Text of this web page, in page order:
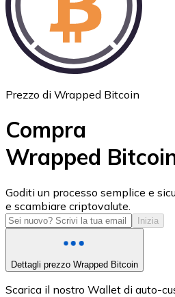
USD Coin
USDC
Prezzo di Wrapped Bitcoin
Compra
Wrapped
Goditi un processo semplice e
e scambiare criptovalute.
Inizia
Dettagli prezzo Wrapped Bitcoin
Scarica il nostro Wallet di auto-